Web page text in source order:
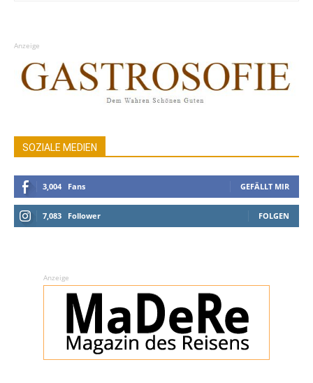
Anzeige
SOZIALE MEDIEN
3,004 Fans GEFÄLLT MIR
7,083 Follower FOLGEN
Anzeige